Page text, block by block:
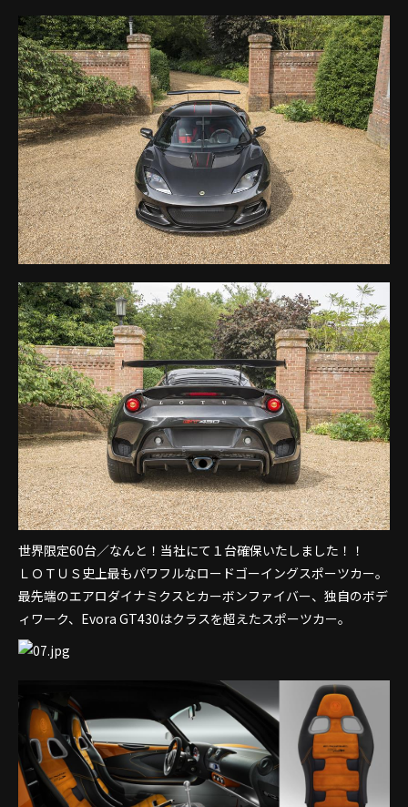
世界限定60台／なんと！当社にて１台確保いたしました！！
ＬＯＴＵＳ史上最もパワフルなロードゴーイングスポーツカー。
最先端のエアロダイナミクスとカーボンファイバー、独自のボデ
ィワーク、Evora GT430はクラスを超えたスポーツカー。